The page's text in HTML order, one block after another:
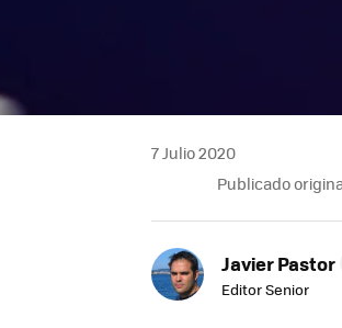
7 Julio 2020
Publicado
Javier Pastor
Editor Senior